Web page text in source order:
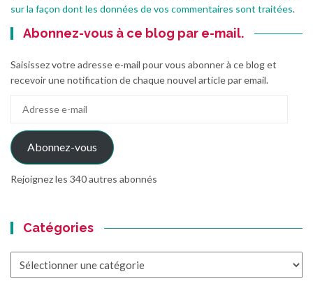
sur la façon dont les données de vos commentaires sont traitées.
Abonnez-vous à ce blog par e-mail.
Saisissez votre adresse e-mail pour vous abonner à ce blog et
recevoir une notification de chaque nouvel article par email.
mail
Abonnez-vous
Rejoignez les 340 autres abonnés
Catégories